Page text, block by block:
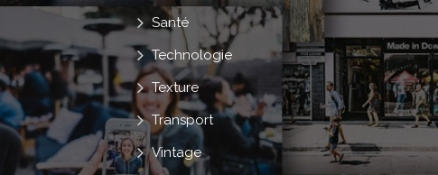
Santé
Technologie
Texture
Transport
Vintage